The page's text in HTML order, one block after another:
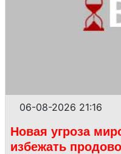
06-08-2026 21:16
Новая угроза
избежать